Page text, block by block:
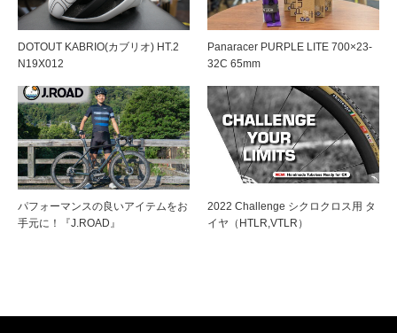
DOTOUT KABRIO(カブリオ) HT.2
N19X012
Panaracer PURPLE LITE 700×23-
32C 65mm
パフォーマンスの良いアイテムをお
手元に！『J.ROAD』
2022 Challenge シクロクロス用 タ
イヤ（HTLR,VTLR）